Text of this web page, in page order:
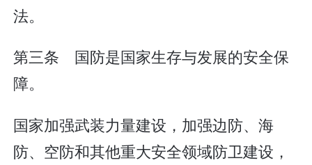
法。
第三条 国防是国家生存与发展的安全保
障。
国家加强武装力量建设，加强边防、海
防、空防和其他重大安全领域防卫建设，